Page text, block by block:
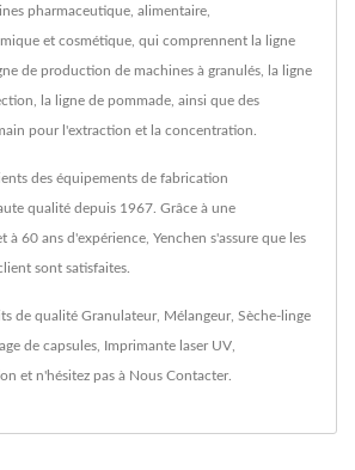
pharmaceutique, alimentaire,
et cosmétique, qui comprennent la ligne
de production de machines à granulés, la ligne
la ligne de pommade, ainsi que des
pour l'extraction et la concentration.
des équipements de fabrication
qualité depuis 1967. Grâce à une
à 60 ans d'expérience, Yenchen s'assure que les
sont satisfaites.
de qualité Granulateur, Mélangeur, Sèche-linge
de capsules Imprimante laser UV
et n'hésitez pas à Nous Contacter.